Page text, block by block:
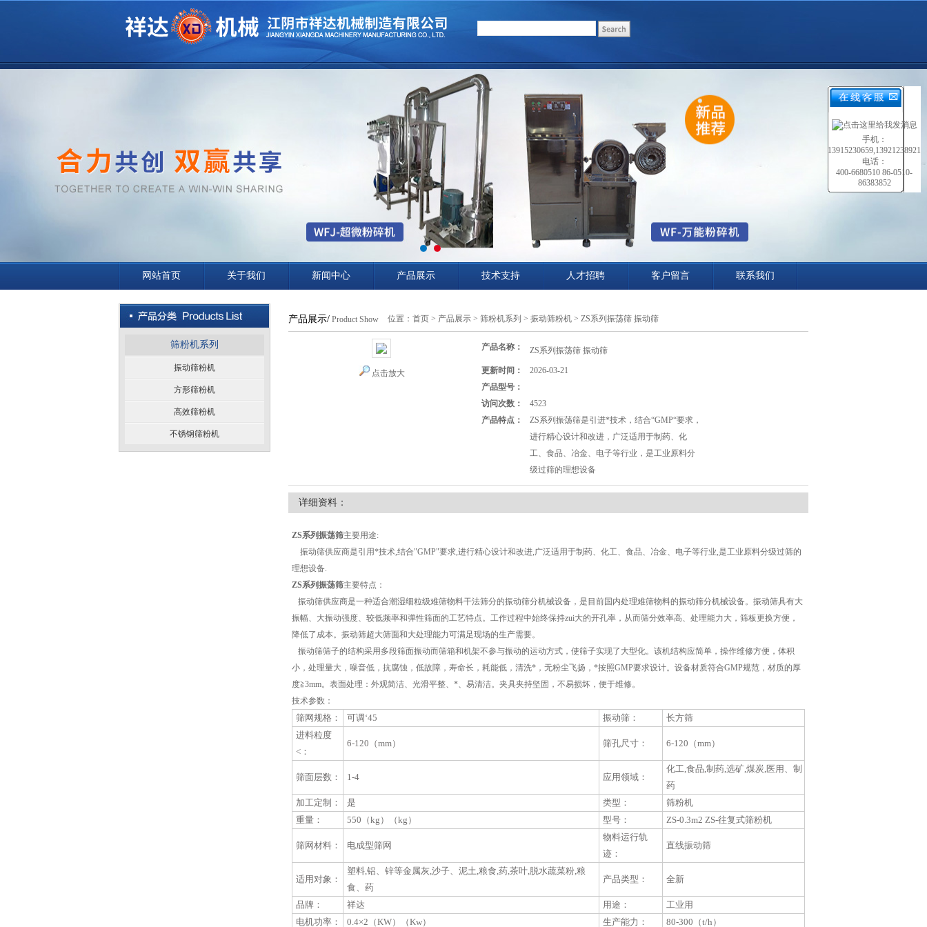
网站首页 关于我们 新闻中心 产品展示 技术支持 人才招聘 客户留言 联系我们
筛粉机系列
振动筛粉机
方形筛粉机
高效筛粉机
不锈钢筛粉机
产品展示/ Product Show 位置： 首页 > 产品展示 > 筛粉机系列 > 振动筛粉机 > ZS系列振荡筛 振动筛
点击放大
产品名称： ZS系列振荡筛 振动筛
更新时间：
2026-03-21
产品型号：
访问次数：
4523
产品特点：
ZS系列振荡筛是引进*技术，结合“GMP“要求，
进行精心设计和改进，广泛适用于制药、化
工、食品、冶金、电子等行业，是工业原料分
级过筛的理想设备
详细资料：
ZS系列振荡筛主要用途:
振动筛供应商是引用*技术,结合"GMP"要求,进行精心设计和改进,广泛适用于制药、化工、食品、冶金、电子等行业,是工业原料分级过筛的
理想设备.
ZS系列振荡筛主要特点：
振动筛供应商是一种适合潮湿细粒级难筛物料干法筛分的振动筛分机械设备，是目前国内处理难筛物料的振动筛分机械设备。振动筛具有大
振幅、大振动强度、较低频率和弹性筛面的工艺特点。工作过程中始终保持zui大的开孔率，从而筛分效率高、处理能力大，筛板更换方便，
降低了成本。振动筛超大筛面和大处理能力可满足现场的生产需要。
振动筛筛子的结构采用多段筛面振动而筛箱和机架不参与振动的运动方式，使筛子实现了大型化。该机结构应简单，操作维修方便，体积
小，处理量大，噪音低，抗腐蚀，低故障，寿命长，耗能低，清洗*，无粉尘飞扬，*按照GMP要求设计。设备材质符合GMP规范，材质的厚
度≧3mm。表面处理：外观简洁、光滑平整、*、易清洁。夹具夹持坚固，不易损坏，便于维修。
技术参数：
筛网规格： 可调‘45 振动筛：
长方筛
进料粒度
<：
6-120（mm） 筛孔尺寸： 6-120（mm）
筛面层数： 1-4 应用领域：
化工,食品,制药,选矿,煤炭,医用、制
药
加工定制：
是 类型：
筛粉机
重量：
550（kg）（kg） 型号： ZS-0.3m2 ZS-往复式筛粉机
筛网材料： 电成型筛网
物料运行轨
迹：
直线振动筛
适用对象：
塑料,铝、锌等金属灰,沙子、泥土,粮食,药,茶叶,脱水蔬菜粉,粮
食、药
产品类型： 全新
品牌： 祥达 用途：
工业用
电机功率：
0.4×2（KW）（Kw） 生产能力： 80-300（t/h）
手机：
13915230659,13921238921
电话：
400-6680510 86-0510-
86383852